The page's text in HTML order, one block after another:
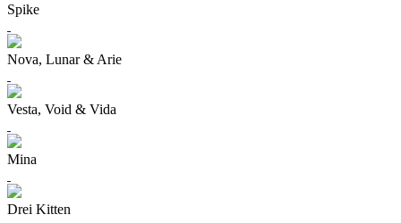
Spike
Nova, Lunar & Arie
Vesta, Void & Vida
Mina
Drei Kitten